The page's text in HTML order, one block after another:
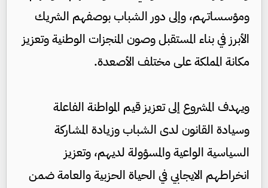
ومؤسساتهم، وإلى دور الشباب بوصفهم الشريك
الأبرز في بناء المستقبل وصون المنجزات الوطنية وتعزيز
مكانة المملكة على مختلف الأصعدة.
ويهدف المشروع إلى تعزيز قيم المواطنة الفاعلة
وسيادة القانون لدى الشباب وزيادة المشاركة
السياسية الواعية والمسؤولة لديهم، وتعزيز
انخراطهم الايجابي في الحياة الحزبية والعامة ضمن